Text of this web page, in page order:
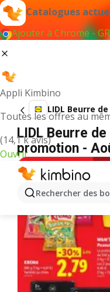
Catalogues
Ajouter à Chrome -
Appli Kimbino
Toutes les offres au
(14,1 k avis)
Ouvrir
Rechercher des
LIDL Beurre
LIDL Beurre
promotion -